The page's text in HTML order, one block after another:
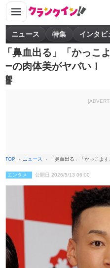
ニュース 特集 インタビ
「鼻血出る」「かっこ
ーの肉体美がヤバい！
響
TOP ニュース 「鼻血出る」「かっこよ
エンタメ 公開日 2026/5/13 06:00